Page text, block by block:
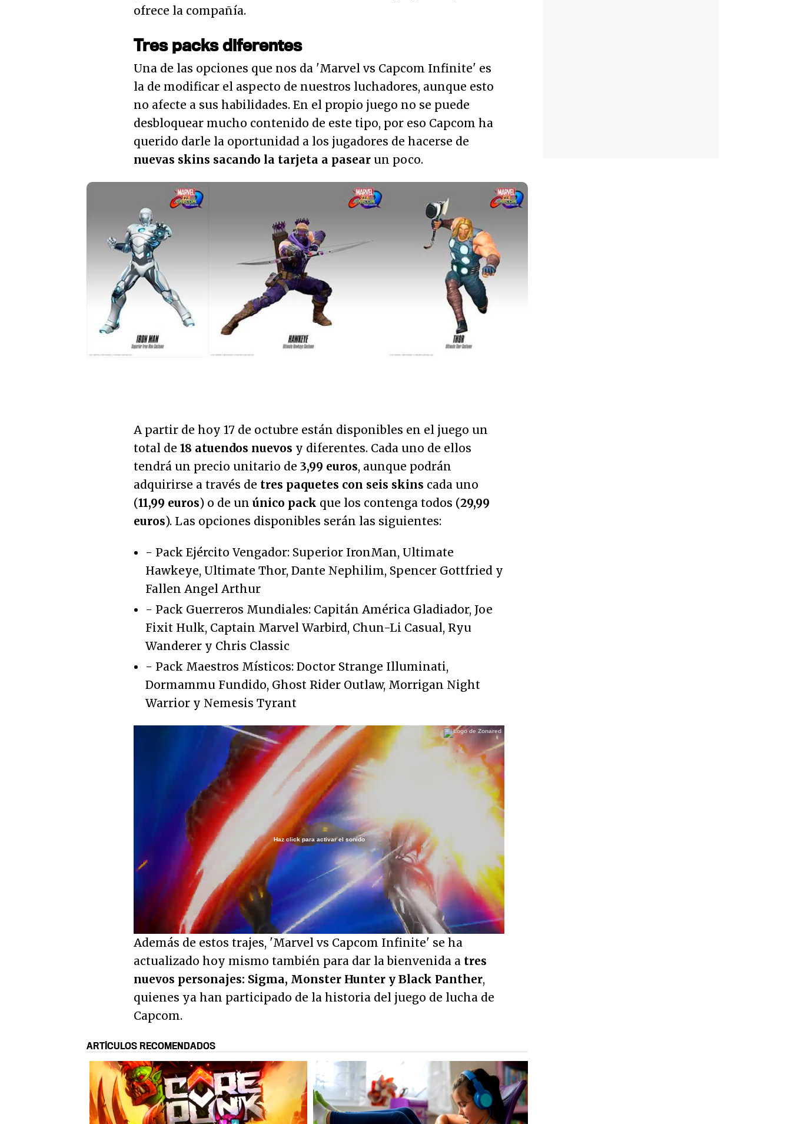
ofrece la compañía.
Tres packs diferentes
Una de las opciones que nos da 'Marvel vs Capcom Infinite' es
la de modificar el aspecto de nuestros luchadores, aunque esto
no afecte a sus habilidades. En el propio juego no se puede
desbloquear mucho contenido de este tipo, por eso Capcom ha
querido darle la oportunidad a los jugadores de hacerse de
nuevas skins sacando la tarjeta a pasear un poco.
A partir de hoy 17 de octubre están disponibles en el juego un
total de 18 atuendos nuevos y diferentes. Cada uno de ellos
tendrá un precio unitario de 3,99 euros, aunque podrán
adquirirse a través de tres paquetes con seis skins cada uno
(11,99 euros) o de un único pack que los contenga todos (29,99
euros). Las opciones disponibles serán las siguientes:
- Pack Ejército Vengador: Superior IronMan, Ultimate
Hawkeye, Ultimate Thor, Dante Nephilim, Spencer Gottfried y
Fallen Angel Arthur
- Pack Guerreros Mundiales: Capitán América Gladiador, Joe
Fixit Hulk, Captain Marvel Warbird, Chun-Li Casual, Ryu
Wanderer y Chris Classic
- Pack Maestros Místicos: Doctor Strange Illuminati,
Dormammu Fundido, Ghost Rider Outlaw, Morrigan Night
Warrior y Nemesis Tyrant
Unmute /
Loaded
:
45.29%
Haz click para activar el sonido
Además de estos trajes, 'Marvel vs Capcom Infinite' se ha
actualizado hoy mismo también para dar la bienvenida a tres
nuevos personajes: Sigma, Monster Hunter y Black Panther,
quienes ya han participado de la historia del juego de lucha de
Capcom.
ARTÍCULOS RECOMENDADOS